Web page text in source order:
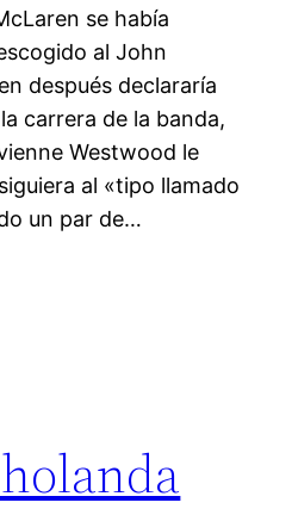
se había
al John
después declararía
carrera de la banda,
Westwood le
al «tipo llamado
un par de…